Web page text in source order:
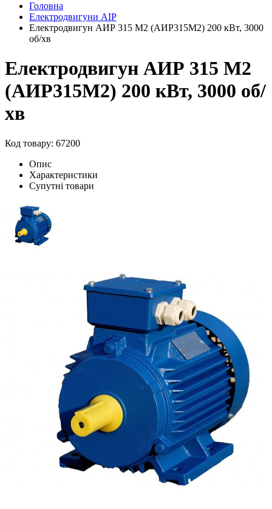
Головна
Електродвигуни АІР
Електродвигун АИР 315 М2 (АИР315М2) 200 кВт, 3000
об/хв
Електродвигун АИР 315 М2
(АИР315М2) 200 кВт, 3000 об/
хв
Код товару: 67200
Опис
Характеристики
Супутні товари